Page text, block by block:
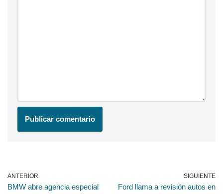
ANTERIOR
BMW abre agencia especial
SIGUIENTE
Ford llama a revisión autos en